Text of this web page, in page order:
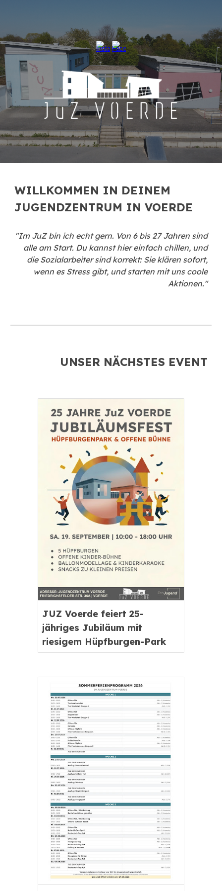
WILLKOMMEN IN DEINEM
JUGENDZENTRUM IN VOERDE
"Im JuZ bin ich echt gern. Von 6 bis 27 Jahren sind
alle am Start. Du kannst hier einfach chillen, und
die Sozialarbeiter sind korrekt: Sie klären sofort,
wenn es Stress gibt, und starten mit uns coole
Aktionen."
UNSER NÄCHSTES EVENT
JUZ Voerde feiert 25-
jähriges Jubiläum mit
riesigem Hüpfburgen-Park